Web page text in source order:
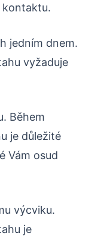
jedním dnem.
vyžaduje
Během
je důležité
Vám osud
výcviku.
je